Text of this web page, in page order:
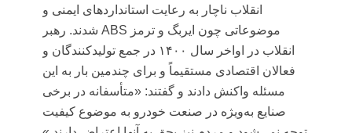
انقلاب ناچار به رعایت استانداردهای ایمنی و
موضوعاتی چون ایربگ و ترمز ABS شدند. رهبر
انقلاب در اواخر سال ۱۴۰۰ در جمع تولیدکنندگان و
فعالان اقتصادی مستقیماً و برای چندمین بار به این
مسئله واکنش دادند و گفتند: «متأسفانه در برخی
صنایع به‌ویژه در صنعت خودرو به موضوع کیفیت